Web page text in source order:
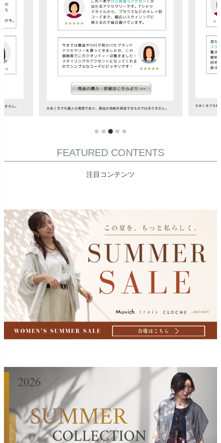
FEATURED CONTENTS
注目コンテンツ